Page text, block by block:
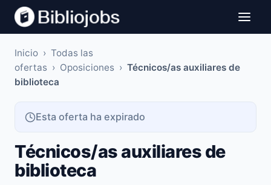
Inicio › Todas las
ofertas › Oposiciones › Técnicos/as auxiliares de
biblioteca
Esta oferta ha expirado
Técnicos/as auxiliares de
biblioteca